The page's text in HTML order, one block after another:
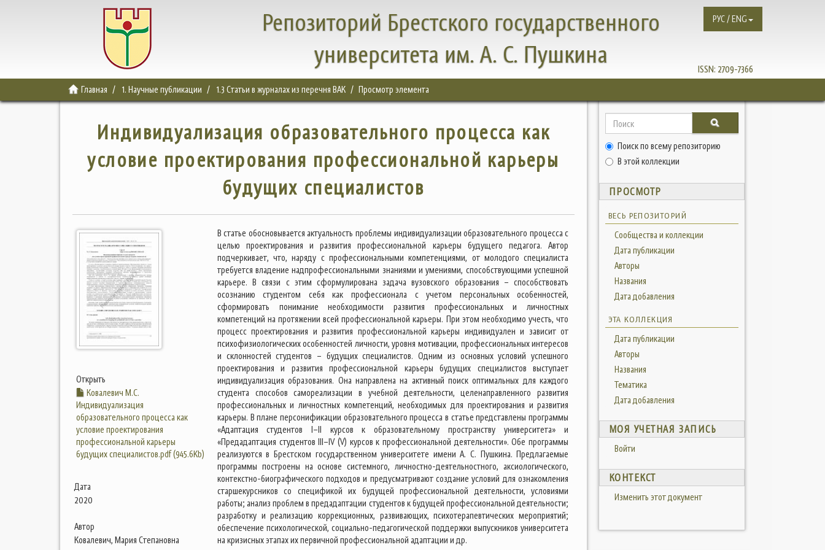
Репозиторий Брестского государственного
университета им. А. С. Пушкина
ISSN: 2709-7366
РУС / ENG
Главная 1. Научные публикации 1.3 Статьи в журналах из перечня ВАК Просмотр элемента
Индивидуализация образовательного процесса как
условие проектирования профессиональной карьеры
будущих специалистов
Открыть
Ковалевич М.С.
Индивидуализация
образовательного процесса как
условие проектирования
профессиональной карьеры
будущих специалистов.pdf (945.6Kb)
Дата
2020
Автор
Ковалевич, Мария Степановна
В статье обосновывается актуальность проблемы индивидуализации образовательного процесса с
целью проектирования и развития профессиональной карьеры будущего педагога. Автор
подчеркивает, что, наряду с профессиональными компетенциями, от молодого специалиста
требуется владение надпрофессиональными знаниями и умениями, способствующими успешной
карьере. В связи с этим сформулирована задача вузовского образования – способствовать
осознанию студентом себя как профессионала с учетом персональных особенностей,
сформировать понимание необходимости развития профессиональных и личностных
компетенций на протяжении всей профессиональной карьеры. При этом необходимо учесть, что
процесс проектирования и развития профессиональной карьеры индивидуален и зависит от
психофизиологических особенностей личности, уровня мотивации, профессиональных интересов
и склонностей студентов – будущих специалистов. Одним из основных условий успешного
проектирования и развития профессиональной карьеры будущих специалистов выступает
индивидуализация образования. Она направлена на активный поиск оптимальных для каждого
студента способов самореализации в учебной деятельности, целенаправленного развития
профессиональных и личностных компетенций, необходимых для проектирования и развития
карьеры. В плане персонификации образовательного процесса в статье представлены программы
«Адаптация студентов I–II курсов к образовательному пространству университета» и
«Предадаптация студентов III–IV (V) курсов к профессиональной деятельности». Обе программы
реализуются в Брестском государственном университете имени А. С. Пушкина. Предлагаемые
программы построены на основе системного, личностно-деятельностного, аксиологического,
контекстно-биографического подходов и предусматривают создание условий для ознакомления
старшекурсников со спецификой их будущей профессиональной деятельности, условиями
работы; анализ проблем в предадаптации студентов к будущей профессиональной деятельности;
разработку и реализацию коррекционных, развивающих, психотерапевтических мероприятий;
обеспечение психологической, социально-педагогической поддержки выпускников университета
на кризисных этапах их первичной профессиональной адаптации и др.
Поиск по всему репозиторию
В этой коллекции
ПРОСМОТР
ВЕСЬ РЕПОЗИТОРИЙ
Сообщества и коллекции
Дата публикации
Авторы
Названия
Дата добавления
ЭТА КОЛЛЕКЦИЯ
Дата публикации
Авторы
Названия
Тематика
Дата добавления
МОЯ УЧЕТНАЯ ЗАПИСЬ
Войти
КОНТЕКСТ
Изменить этот документ